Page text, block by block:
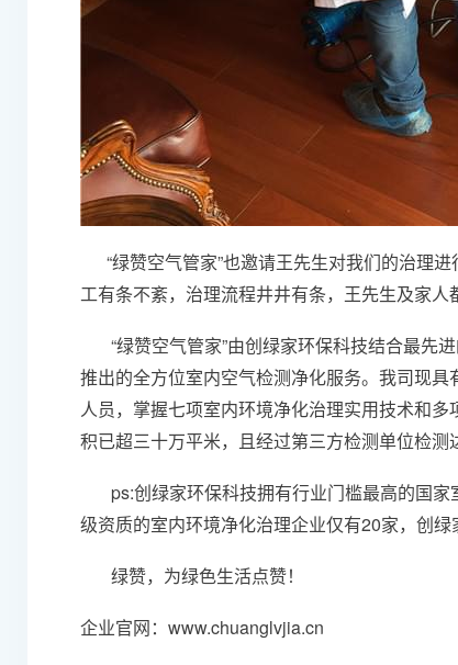
“绿赞空气管家”也邀请王先生对我们的治理
工有条不紊，治理流程井井有条，王先生及家人
“绿赞空气管家”由创绿家环保科技结合最先
推出的全方位室内空气检测净化服务。我司现
人员，掌握七项室内环境净化治理实用技术和
积已超三十万平米，且经过第三方检测单位检测
ps:创绿家环保科技拥有行业门槛最高的国
级资质的室内环境净化治理企业仅有20家，创绿
绿赞，为绿色生活点赞！
企业官网： www.chuanglvjia.cn